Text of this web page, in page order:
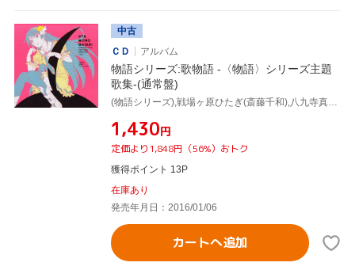
中古
ＣＤ
アルバム
物語シリーズ:歌物語 -〈物語〉シリーズ主題
歌集-(通常盤)
(物語シリーズ),戦場ヶ原ひたぎ(斎藤千和),八九寺真宵(加藤英美里),神原駿河(沢城みゆき),千石撫子(花澤香菜),羽川翼(堀江由衣),春奈るな,河野マリナ
¥1,430円
定価より1,848円（56%）おトク
獲得ポイント 13P
在庫あり
発売年月日：2016/01/06
カートへ追加